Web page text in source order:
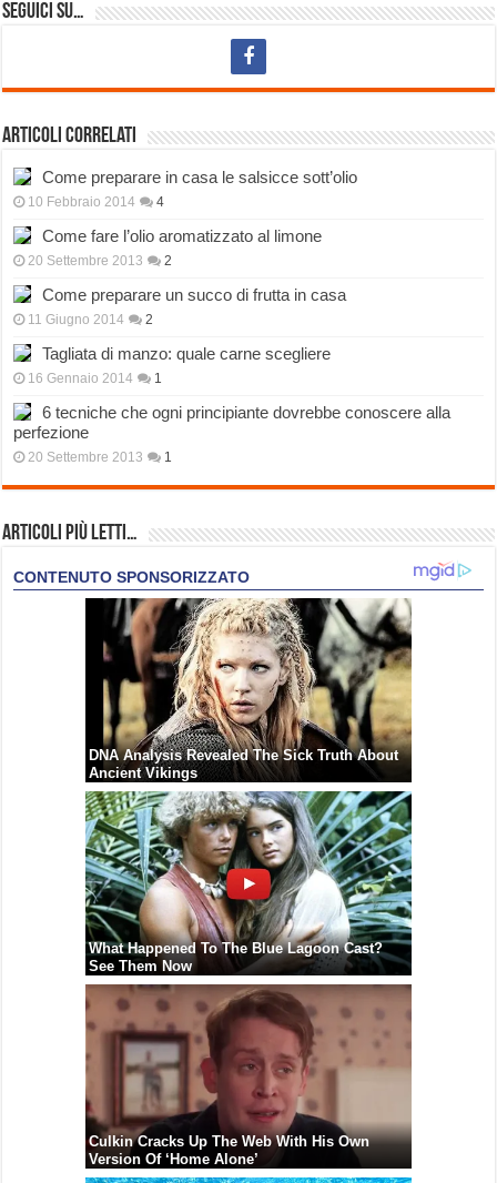
Seguici su…
Articoli correlati
Come preparare in casa le salsicce sott’olio
10 Febbraio 2014 4
Come fare l’olio aromatizzato al limone
20 Settembre 2013 2
Come preparare un succo di frutta in casa
11 Giugno 2014 2
Tagliata di manzo: quale carne scegliere
16 Gennaio 2014 1
6 tecniche che ogni principiante dovrebbe conoscere alla
perfezione
20 Settembre 2013 1
Articoli più Letti…